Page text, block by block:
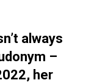
always
–
her